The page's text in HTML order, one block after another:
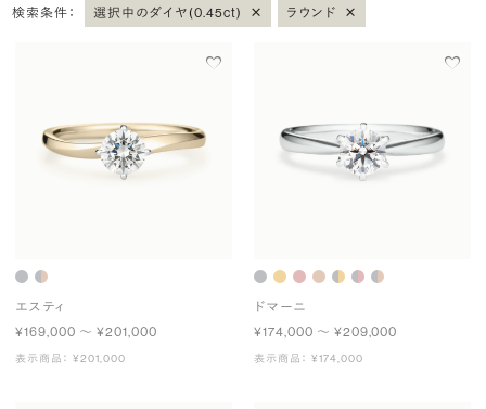
検索条件： 選択中のダイヤ(0.45ct) × ラウンド ×
エスティ
¥169,000 〜 ¥201,000
表示商品： ¥201,000
ドマーニ
¥174,000 〜 ¥209,000
表示商品： ¥174,000